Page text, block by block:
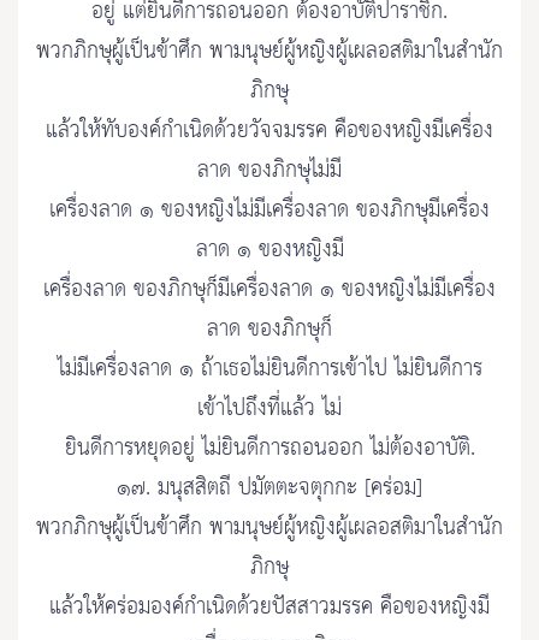
อยู่ แต่ยินดีการถอนออก ต้องอาบัติปาราชิก.
พวกภิกษุผู้เป็นข้าศึก พามนุษย์ผู้หญิงผู้เผลอสติมาในสำนัก
ภิกษุ
แล้วให้ทับองค์กำเนิดด้วยวัจจมรรค คือของหญิงมีเครื่อง
ลาด ของภิกษุไม่มี
เครื่องลาด ๑ ของหญิงไม่มีเครื่องลาด ของภิกษุมีเครื่อง
ลาด ๑ ของหญิงมี
เครื่องลาด ของภิกษุก็มีเครื่องลาด ๑ ของหญิงไม่มีเครื่อง
ลาด ของภิกษุก็
ไม่มีเครื่องลาด ๑ ถ้าเธอไม่ยินดีการเข้าไป ไม่ยินดีการ
เข้าไปถึงที่แล้ว ไม่
ยินดีการหยุดอยู่ ไม่ยินดีการถอนออก ไม่ต้องอาบัติ.
๑๗. มนุสสิตถี ปมัตตะจตุกกะ [คร่อม]
พวกภิกษุผู้เป็นข้าศึก พามนุษย์ผู้หญิงผู้เผลอสติมาในสำนัก
ภิกษุ
แล้วให้คร่อมองค์กำเนิดด้วยปัสสาวมรรค คือของหญิงมี